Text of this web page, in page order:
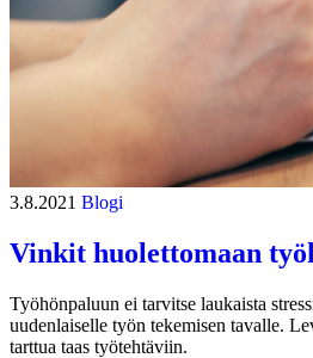
3.8.2021 Blogi
Vinkit huolettomaan
Työhönpaluun ei tarvitse laukaista
uudenlaiselle työn tekemisen tavalle.
tarttua taas työtehtäviin.